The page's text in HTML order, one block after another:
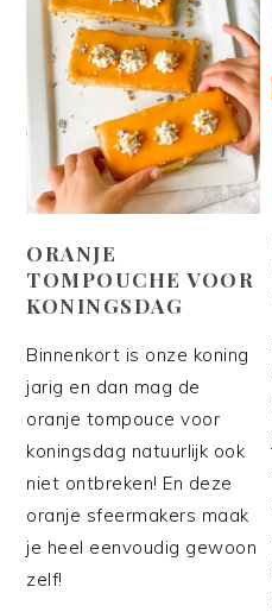
ORANJE
TOMPOUCHE VOOR
KONINGSDAG
Binnenkort is onze koning
jarig en dan mag de
oranje tompouce voor
koningsdag natuurlijk ook
niet ontbreken! En deze
oranje sfeermakers maak
je heel eenvoudig gewoon
zelf!